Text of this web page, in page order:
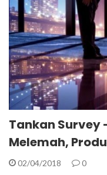
Tankan Survey
Melemah,
02/04/2018 0